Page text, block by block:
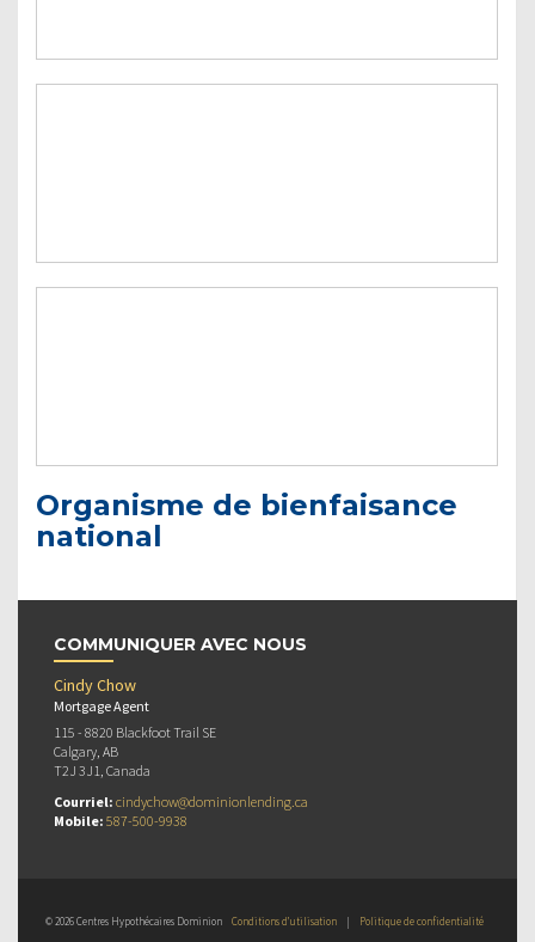
Organisme de bienfaisance
national
COMMUNIQUER AVEC NOUS
Cindy Chow
Mortgage Agent
115 - 8820 Blackfoot Trail SE
Calgary, AB
T2J 3J1, Canada
Courriel: cindychow@dominionlending.ca
Mobile: 587-500-9938
© 2026 Centres Hypothécaires Dominion Conditions d’utilisation | Politique de confidentialité